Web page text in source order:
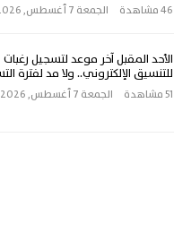
46 مشاهدة الجمعة 7 أغسطس, 2026 16:57
الأحد المقبل آخر موعد لتسجيل رغبات
للتنسيق الإلكتروني.. ولا مد لفترة
51 مشاهدة الجمعة 7 أغسطس, 2026 16:52